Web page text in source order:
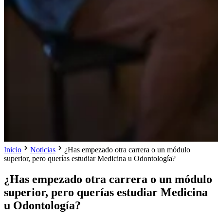
Inicio Noticias
¿Has empezado otra carrera o un módulo
superior, pero querías estudiar Medicina u Odontología?
¿Has empezado otra carrera o un módulo
superior, pero querías estudiar Medicina
u Odontología?